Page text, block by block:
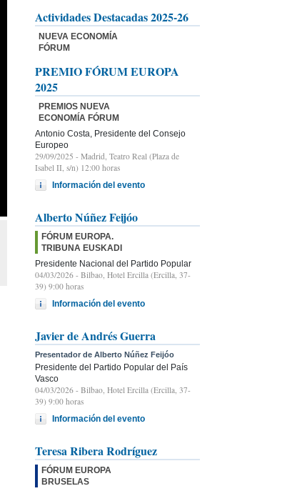
Actividades Destacadas 2025-26
NUEVA ECONOMÍA
FÓRUM
PREMIO FÓRUM EUROPA
2025
PREMIOS NUEVA
ECONOMÍA FÓRUM
Antonio Costa, Presidente del Consejo
Europeo
29/09/2025 - Madrid, Teatro Real (Plaza de
Isabel II, s/n) 12:00 horas
Información del evento
Alberto Núñez Feijóo
FÓRUM EUROPA.
TRIBUNA EUSKADI
Presidente Nacional del Partido Popular
04/03/2026 - Bilbao, Hotel Ercilla (Ercilla, 37-
39) 9:00 horas
Información del evento
Javier de Andrés Guerra
Presentador de Alberto Núñez Feijóo
Presidente del Partido Popular del País
Vasco
04/03/2026 - Bilbao, Hotel Ercilla (Ercilla, 37-
39) 9:00 horas
Información del evento
Teresa Ribera Rodríguez
FÓRUM EUROPA
BRUSELAS